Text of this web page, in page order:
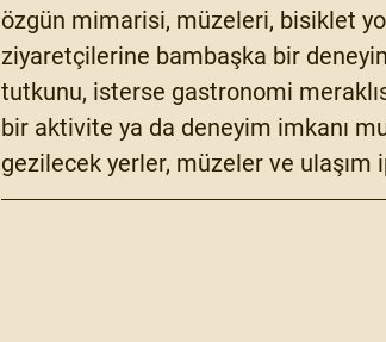
özgün mimarisi, müzeleri, bisiklet
ziyaretçilerine bambaşka bir
tutkunu, isterse gastronomi
bir aktivite ya da deneyim imkanı
gezilecek yerler, müzeler ve ulaşım